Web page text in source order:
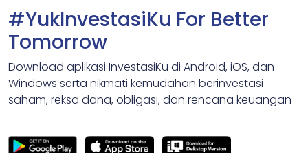
#YukInvestasiKu For Better
Tomorrow
Download aplikasi InvestasiKu di Android, iOS, dan
Windows serta nikmati kemudahan berinvestasi
saham, reksa dana, obligasi, dan rencana keuangan